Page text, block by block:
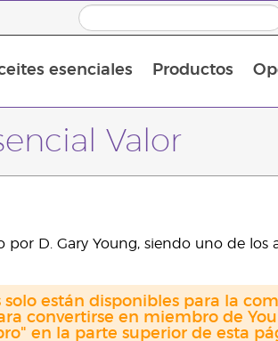
esenciales Productos
Valor
por D. Gary Young, siendo uno de
solo están disponibles para la
convertirse en miembro de
en la parte superior de esta